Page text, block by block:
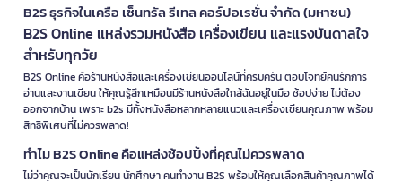
B2S ธุรกิจในเครือ เซ็นทรัล รีเทล คอร์ปอเรชั่น จำกัด (มหาชน)
B2S Online แหล่งรวมหนังสือ เครื่องเขียน และแรงบันดาลใจ
สำหรับทุกวัย
B2S Online คือร้านหนังสือและเครื่องเขียนออนไลน์ที่ครบครัน ตอบโจทย์คนรักการ
อ่านและงานเขียน ให้คุณรู้สึกเหมือนมีร้านหนังสือใกล้ฉันอยู่ในมือ ช้อปง่าย ไม่ต้อง
ออกจากบ้าน เพราะ b2s มีทั้งหนังสือหลากหลายแนวและเครื่องเขียนคุณภาพ พร้อม
สิทธิพิเศษที่ไม่ควรพลาด!
ทำไม B2S Online คือแหล่งช้อปปิ้งที่คุณไม่ควรพลาด
ไม่ว่าคุณจะเป็นนักเรียน นักศึกษา คนทำงาน B2S พร้อมให้คุณเลือกสินค้าคุณภาพได้